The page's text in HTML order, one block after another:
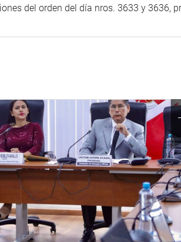
del orden del día nros. 3633 y 3636,